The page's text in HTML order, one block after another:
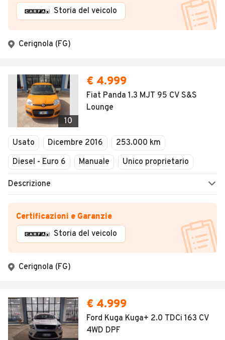
Storia del veicolo
Cerignola (FG)
10
€ 4.999
Fiat Panda 1.3 MJT 95 CV S&S
Lounge
Usato Dicembre 2016
253.000 km
Diesel - Euro 6
Manuale Unico proprietario
Descrizione
Certificazioni e Garanzie
Storia del veicolo
Cerignola (FG)
€ 4.999
Ford Kuga Kuga+ 2.0 TDCi 163 CV
4WD DPF